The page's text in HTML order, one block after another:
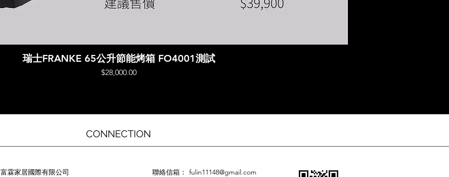
快速瀏覽
瑞士FRANKE 65公升節能烤箱 FO4001測試
價格
$28,000.00
CONNECTION
富霖家居國際有限公司 聯絡信箱： fulin11148@gmail.com